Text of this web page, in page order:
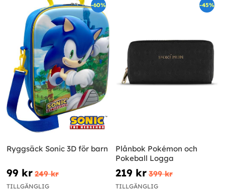
-60%
Ryggsäck Sonic 3D för barn
99 kr 249 kr
TILLGÄNGLIG
-45%
Plånbok Pokémon och
Pokeball Logga
219 kr 399 kr
TILLGÄNGLIG